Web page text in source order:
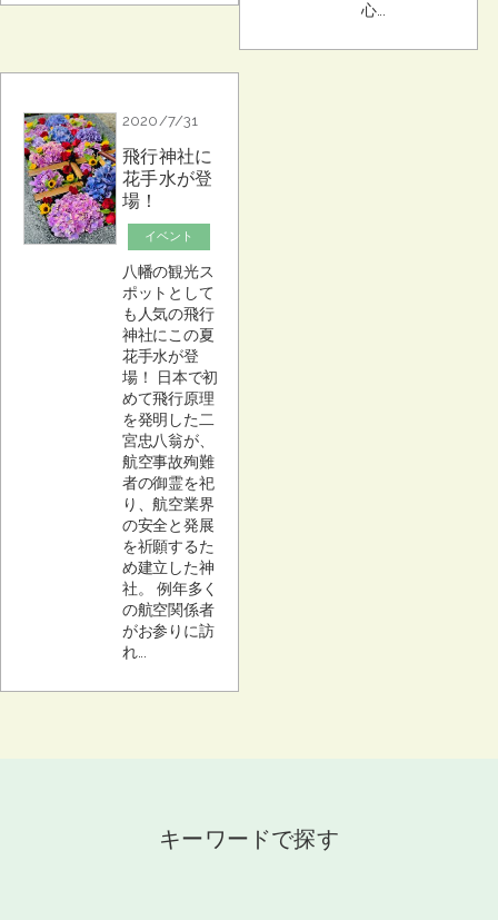
心...
2020/7/31
飛行神社に
花手水が登
場！
イベント
八幡の観光ス
ポットとして
も人気の飛行
神社にこの夏
花手水が登
場！ 日本で初
めて飛行原理
を発明した二
宮忠八翁が、
航空事故殉難
者の御霊を祀
り、航空業界
の安全と発展
を祈願するた
め建立した神
社。 例年多く
の航空関係者
がお参りに訪
れ...
キーワードで探す